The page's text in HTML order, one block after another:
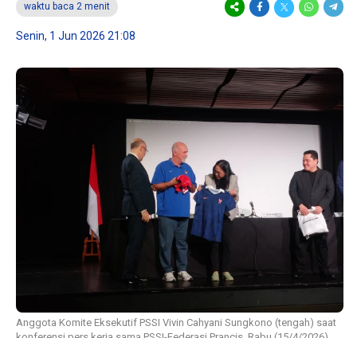
waktu baca 2 menit
Senin, 1 Jun 2026 21:08
Anggota Komite Eksekutif PSSI Vivin Cahyani Sungkono (tengah) saat
Banyak Gugatan di
Pilkada 2024, Legislator
Ragukan SDM Bawaslu
10 bulan lalu
KPU
Keputusan
Capres-